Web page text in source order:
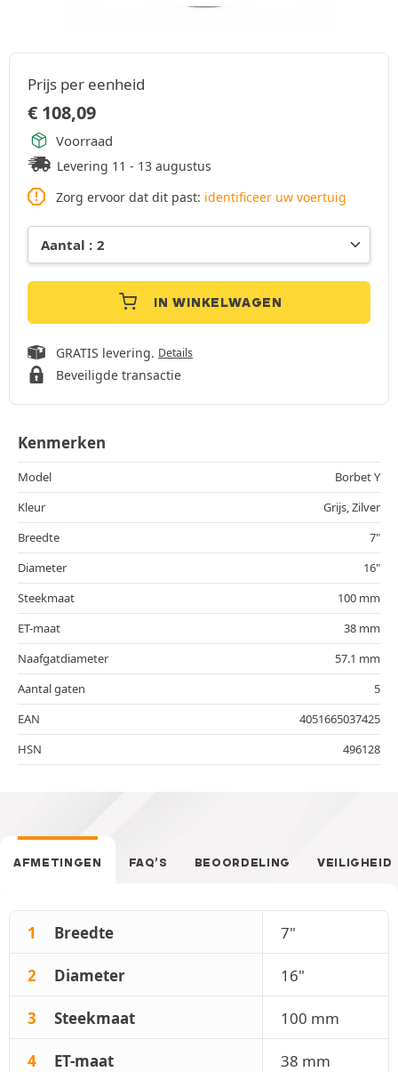
Prijs per eenheid
€ 108,09
Voorraad
Levering 11 - 13 augustus
Zorg ervoor dat dit past: identificeer uw voertuig
IN WINKELWAGEN
GRATIS levering. Details
Beveiligde transactie
Kenmerken
Model
Borbet Y
Kleur
Grijs, Zilver
Breedte
7"
Diameter
16"
Steekmaat
100 mm
ET-maat
38 mm
Naafgatdiameter
57.1 mm
Aantal gaten
5
EAN
4051665037425
HSN
496128
AFMETINGEN FAQ’S BEOORDELING VEILIGHEID
1 Breedte 7"
2 Diameter 16"
3 Steekmaat 100 mm
4 ET-maat 38 mm